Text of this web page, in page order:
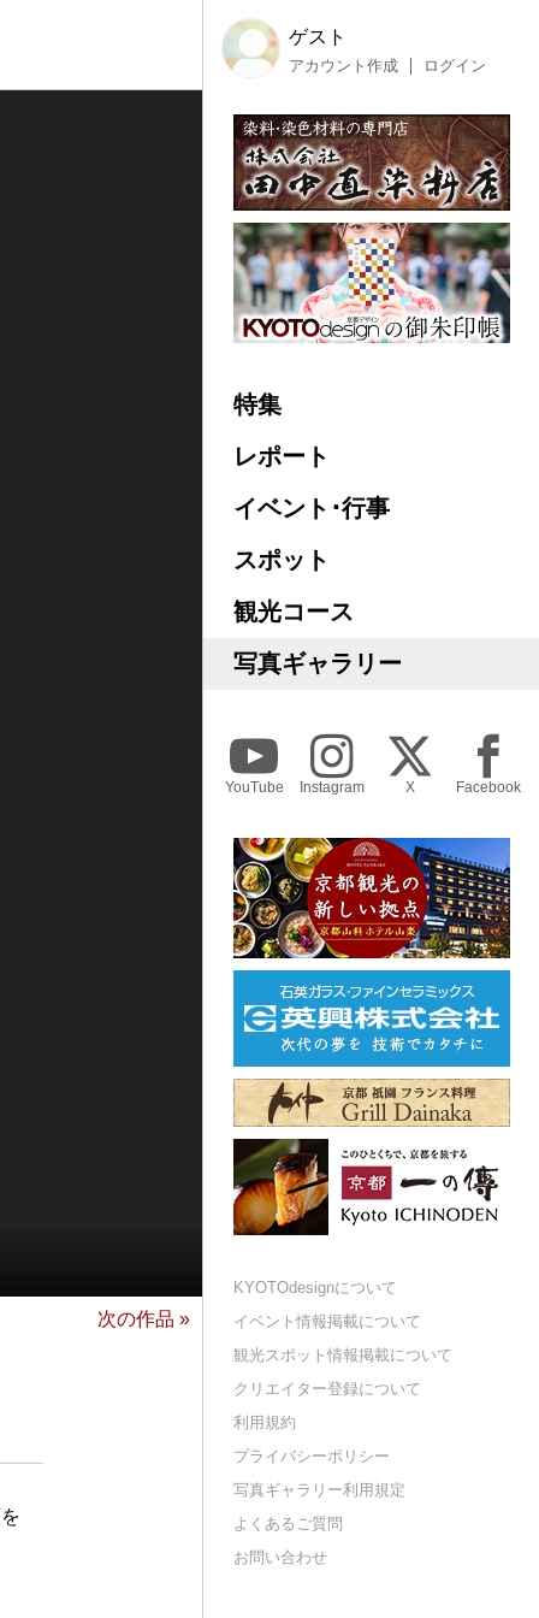
次の作品 »
ゲスト
アカウント作成 ログイン
特集
レポート
イベント･行事
スポット
観光コース
写真ギャラリー
YouTube Instagram X Facebook
KYOTOdesignについて
イベント情報掲載について
観光スポット情報掲載について
クリエイター登録について
利用規約
プライバシーポリシー
写真ギャラリー利用規定
よくあるご質問
お問い合わせ